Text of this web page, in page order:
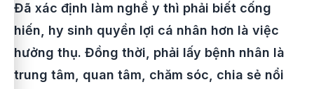
Đã xác định làm nghề y thì phải biết cống
hiến, hy sinh quyền lợi cá nhân hơn là việc
hưởng thụ. Đồng thời, phải lấy bệnh nhân là
trung tâm, quan tâm, chăm sóc, chia sẻ nổi